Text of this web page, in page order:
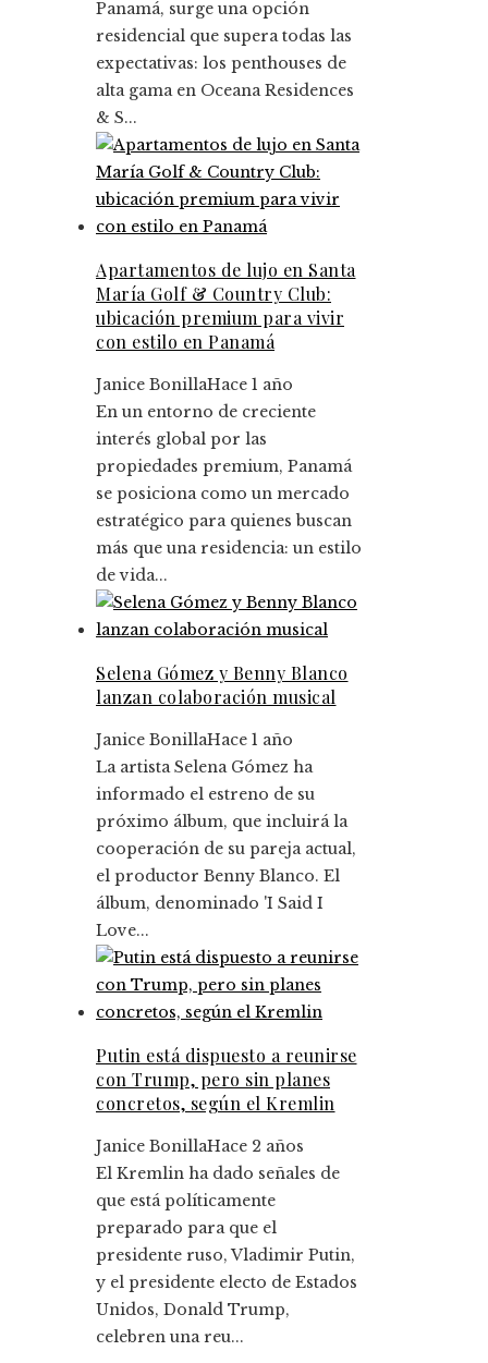
Panamá, surge una opción
residencial que supera todas las
expectativas: los penthouses de
alta gama en Oceana Residences
& S...
Apartamentos de lujo en Santa
María Golf & Country Club:
ubicación premium para vivir
con estilo en Panamá
Janice BonillaHace 1 año
En un entorno de creciente
interés global por las
propiedades premium, Panamá
se posiciona como un mercado
estratégico para quienes buscan
más que una residencia: un estilo
de vida...
Selena Gómez y Benny Blanco
lanzan colaboración musical
Janice BonillaHace 1 año
La artista Selena Gómez ha
informado el estreno de su
próximo álbum, que incluirá la
cooperación de su pareja actual,
el productor Benny Blanco. El
álbum, denominado 'I Said I
Love...
Putin está dispuesto a reunirse
con Trump, pero sin planes
concretos, según el Kremlin
Janice BonillaHace 2 años
El Kremlin ha dado señales de
que está políticamente
preparado para que el
presidente ruso, Vladimir Putin,
y el presidente electo de Estados
Unidos, Donald Trump,
celebren una reu...